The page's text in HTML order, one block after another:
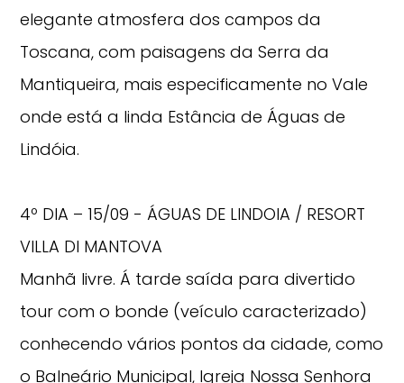
elegante atmosfera dos campos da
Toscana, com paisagens da Serra da
Mantiqueira, mais especificamente no Vale
onde está a linda Estância de Águas de
Lindóia.
4º DIA – 15/09 - ÁGUAS DE LINDOIA / RESORT
VILLA DI MANTOVA
Manhã livre. Á tarde saída para divertido
tour com o bonde (veículo caracterizado)
conhecendo vários pontos da cidade, como
o Balneário Municipal, Igreja Nossa Senhora